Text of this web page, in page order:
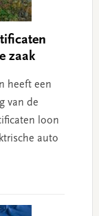
zaak
heeft een
van de
loon
auto